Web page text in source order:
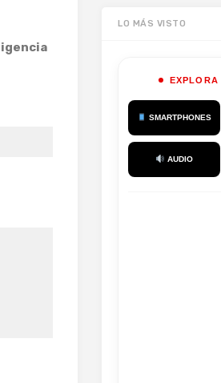
LO MÁS VISTO
EXPLORA
SMARTPHONES
AUDIO